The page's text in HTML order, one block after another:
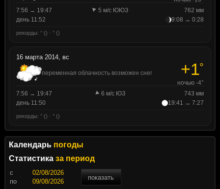
7:56 → 19:47
5 м/с ЮЮЗ
762 мм
день 11:52
9:08 → 0:28
рекорды: ° () · ° ()
16 марта 2014, вс
переменная облачность возможен снег +1°
ночью -4°
7:56 → 19:47
6 м/с ЮЗ
743 мм
день 11:50
19:41 → 7:27
рекорды: ° () · ° ()
Календарь погоды
Статистика за период
c
показать
по